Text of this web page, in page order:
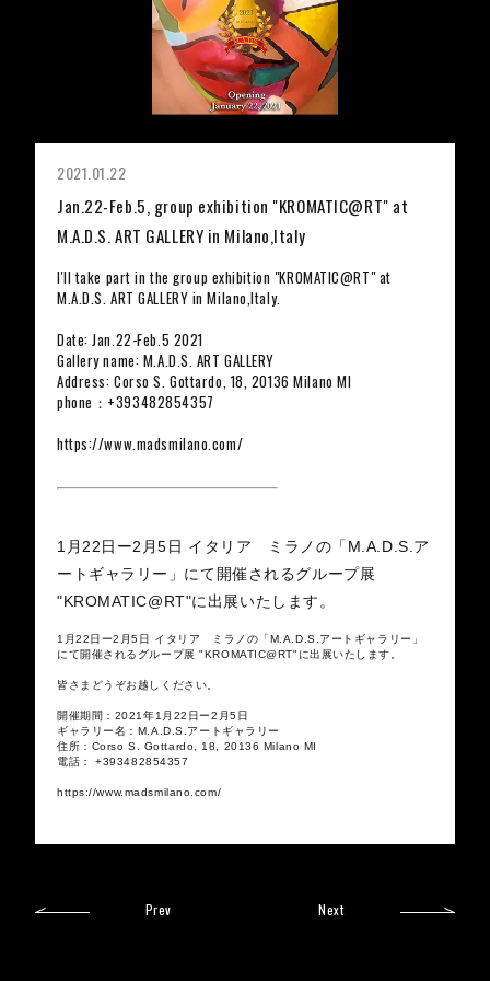
2021.01.22
Jan.22-Feb.5, group exhibition "KROMATIC@RT" at
M.A.D.S. ART GALLERY in Milano,Italy
I'll take part in the group exhibition "KROMATIC@RT" at
M.A.D.S. ART GALLERY in Milano,Italy.
Date: Jan.22-Feb.5 2021
Gallery name: M.A.D.S. ART GALLERY
Address: Corso S. Gottardo, 18, 20136 Milano MI
phone：+393482854357
https://www.madsmilano.com/
1月22日ー2月5日 イタリア ミラノの「M.A.D.S.ア
ートギャラリー」にて開催されるグループ展
"KROMATIC@RT"に出展いたします。
1月22日ー2月5日 イタリア ミラノの「M.A.D.S.アートギャラリー」
にて開催されるグループ展 "KROMATIC@RT"に出展いたします。
皆さまどうぞお越しください。
開催期間：2021年1月22日ー2月5日
ギャラリー名：M.A.D.S.アートギャラリー
住所：Corso S. Gottardo, 18, 20136 Milano MI
電話： +393482854357
https://www.madsmilano.com/
Prev Next